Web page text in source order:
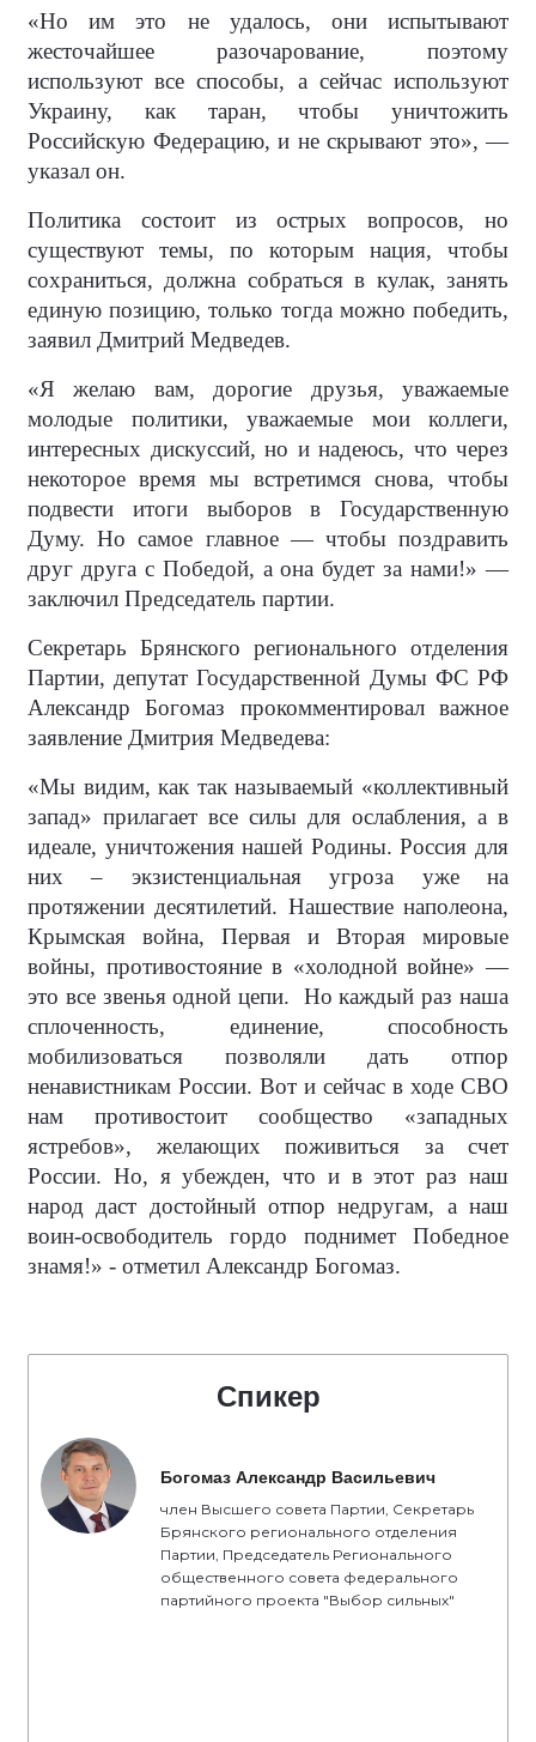
«Но им это не удалось, они испытывают
жесточайшее разочарование, поэтому
используют все способы, а сейчас используют
Украину, как таран, чтобы уничтожить
Российскую Федерацию, и не скрывают это», —
указал он.
Политика состоит из острых вопросов, но
существуют темы, по которым нация, чтобы
сохраниться, должна собраться в кулак, занять
единую позицию, только тогда можно победить,
заявил Дмитрий Медведев.
«Я желаю вам, дорогие друзья, уважаемые
молодые политики, уважаемые мои коллеги,
интересных дискуссий, но и надеюсь, что через
некоторое время мы встретимся снова, чтобы
подвести итоги выборов в Государственную
Думу. Но самое главное — чтобы поздравить
друг друга с Победой, а она будет за нами!» —
заключил Председатель партии.
Секретарь Брянского регионального отделения
Партии, депутат Государственной Думы ФС РФ
Александр Богомаз прокомментировал важное
заявление Дмитрия Медведева:
«Мы видим, как так называемый «коллективный
запад» прилагает все силы для ослабления, а в
идеале, уничтожения нашей Родины. Россия для
них – экзистенциальная угроза уже на
протяжении десятилетий. Нашествие наполеона,
Крымская война, Первая и Вторая мировые
войны, противостояние в «холодной войне» —
это все звенья одной цепи.
Но каждый раз наша
сплоченность, единение, способность
мобилизоваться позволяли дать отпор
ненавистникам России. Вот и сейчас в ходе СВО
нам противостоит сообщество «западных
ястребов», желающих поживиться за счет
России. Но, я убежден, что и в этот раз наш
народ даст достойный отпор недругам, а наш
воин-освободитель гордо поднимет Победное
знамя!» - отметил Александр Богомаз.
Спикер
Богомаз Александр Васильевич
член Высшего совета Партии, Секретарь
Брянского регионального отделения
Партии, Председатель Регионального
общественного совета федерального
партийного проекта "Выбор сильных"